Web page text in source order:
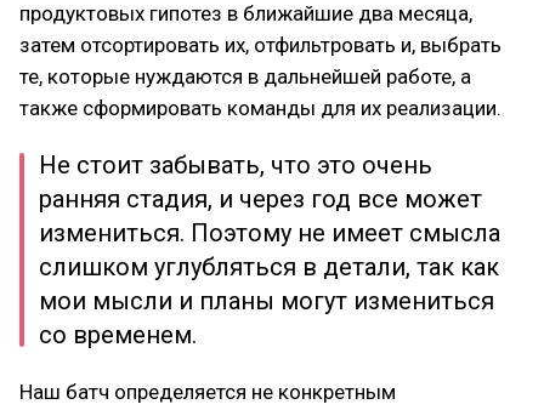
продуктовых гипотез в ближайшие два месяца,
затем отсортировать их, отфильтровать и, выбрать
те, которые нуждаются в дальнейшей работе, а
также сформировать команды для их реализации.
Не стоит забывать, что это очень
ранняя стадия, и через год все может
измениться. Поэтому не имеет смысла
слишком углубляться в детали, так как
мои мысли и планы могут измениться
со временем.
Наш батч определяется не конкретным